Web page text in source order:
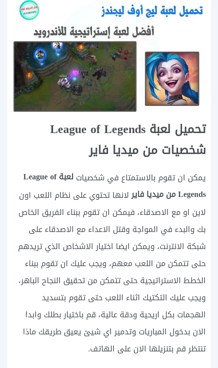
تحميل لعبة League of Legends
شخصيات من ميديا فاير
يمكن ان تقوم بالاستمتاع في شخصيات
لعبة League of
Legends من ميديا فاير
لانها تحتوي على نظام اللعب اون
لاين او مع الاصدقاء، فيمكن ان تقوم ببناء الفريق الخاص
بك والبدء في المواجة وقتل الاعداء مع الاصدقاء على
شبكة الانترنت، ويمكن ايضا اختيار الاشخاص الذي تريدهم
حتى تتمكن من اللعب معهم، ويجب عليك ان تقوم ببناء
الخطط الاستراتيجية حتى تتمكن من تحقيق النجاح الباهر،
ويجب عليك التكتيك اثناء اللعب حتى تقوم بتسديد
الهجمات بكل اريحية ودقة عالية، قم باختيار بطلك وابدا
الان بدخول المباريات وتدمير اي شيئ يعيق طريقك ماذا
تنتظر قم بتنزيلها الان على الهاتف.